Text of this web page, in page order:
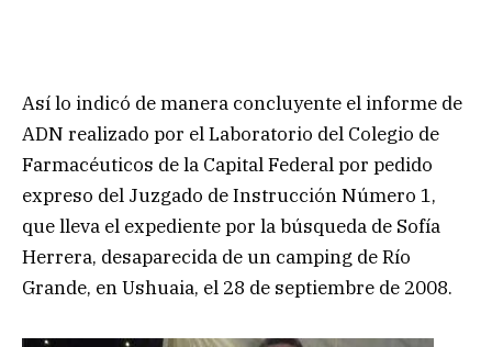
Así lo indicó de manera concluyente el informe de
ADN realizado por el Laboratorio del Colegio de
Farmacéuticos de la Capital Federal por pedido
expreso del Juzgado de Instrucción Número 1,
que lleva el expediente por la búsqueda de Sofía
Herrera, desaparecida de un camping de Río
Grande, en Ushuaia, el 28 de septiembre de 2008.